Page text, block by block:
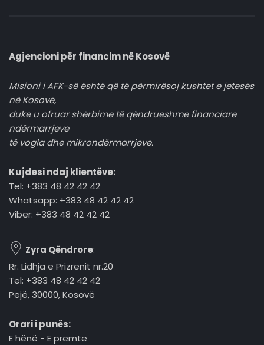
Agjencioni për financim në Kosovë
Misioni i AFK-së është që të përmirësoj kushtet e jetesës
në Kosovë,
duke u ofruar shërbime të qëndrueshme financiare
ndërmarrjeve
të vogla dhe mikrondërmarrjeve.
Kujdesi ndaj klientëve:
Tel: +383 48 42 42 42
Whatsapp: +383 48 42 42 42
Viber: +383 48 42 42 42
Zyra Qëndrore:
Rr. Lidhja e Prizrenit nr.20
Tel: +383 48 42 42 42
Pejë, 30000, Kosovë
Orari i punës:
E hënë - E premte